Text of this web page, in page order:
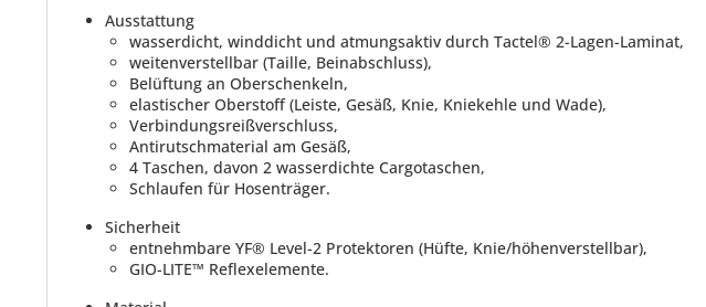
Ausstattung
wasserdicht, winddicht und atmungsaktiv durch Tactel® 2-Lagen-Laminat,
weitenverstellbar (Taille, Beinabschluss),
Belüftung an Oberschenkeln,
elastischer Oberstoff (Leiste, Gesäß, Knie, Kniekehle und Wade),
Verbindungsreißverschluss,
Antirutschmaterial am Gesäß,
4 Taschen, davon 2 wasserdichte Cargotaschen,
Schlaufen für Hosenträger.
Sicherheit
entnehmbare YF® Level-2 Protektoren (Hüfte, Knie/höhenverstellbar),
GIO-LITE™ Reflexelemente.